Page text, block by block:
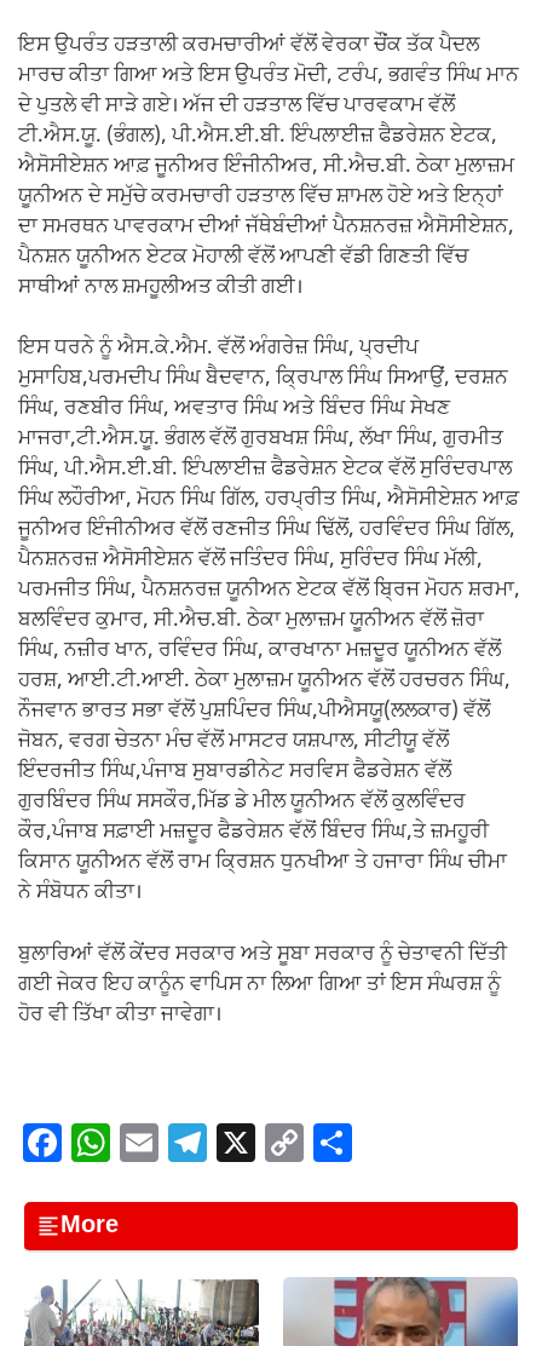
ਇਸ ਉਪਰੰਤ ਹੜਤਾਲੀ ਕਰਮਚਾਰੀਆਂ ਵੱਲੋਂ ਵੇਰਕਾ ਚੌਂਕ ਤੱਕ ਪੈਦਲ
ਮਾਰਚ ਕੀਤਾ ਗਿਆ ਅਤੇ ਇਸ ਉਪਰੰਤ ਮੋਦੀ, ਟਰੰਪ, ਭਗਵੰਤ ਸਿੰਘ ਮਾਨ
ਦੇ ਪੁਤਲੇ ਵੀ ਸਾੜੇ ਗਏ। ਅੱਜ ਦੀ ਹੜਤਾਲ ਵਿੱਚ ਪਾਰਵਕਾਮ ਵੱਲੋਂ
ਟੀ.ਐਸ.ਯੂ. (ਭੰਗਲ), ਪੀ.ਐਸ.ਈ.ਬੀ. ਇੰਪਲਾਈਜ਼ ਫੈਡਰੇਸ਼ਨ ਏਟਕ,
ਐਸੋਸੀਏਸ਼ਨ ਆਫ਼ ਜੂਨੀਅਰ ਇੰਜੀਨੀਅਰ, ਸੀ.ਐਚ.ਬੀ. ਠੇਕਾ ਮੁਲਾਜ਼ਮ
ਯੂਨੀਅਨ ਦੇ ਸਮੁੱਚੇ ਕਰਮਚਾਰੀ ਹੜਤਾਲ ਵਿੱਚ ਸ਼ਾਮਲ ਹੋਏ ਅਤੇ ਇਨ੍ਹਾਂ
ਦਾ ਸਮਰਥਨ ਪਾਵਰਕਾਮ ਦੀਆਂ ਜੱਥੇਬੰਦੀਆਂ ਪੈਨਸ਼ਨਰਜ਼ ਐਸੋਸੀਏਸ਼ਨ,
ਪੈਨਸ਼ਨ ਯੂਨੀਅਨ ਏਟਕ ਮੋਹਾਲੀ ਵੱਲੋਂ ਆਪਣੀ ਵੱਡੀ ਗਿਣਤੀ ਵਿੱਚ
ਸਾਥੀਆਂ ਨਾਲ ਸ਼ਮਹੂਲੀਅਤ ਕੀਤੀ ਗਈ।
ਇਸ ਧਰਨੇ ਨੂੰ ਐਸ.ਕੇ.ਐਮ. ਵੱਲੋਂ ਅੰਗਰੇਜ਼ ਸਿੰਘ, ਪ੍ਰਦੀਪ
ਮੁਸਾਹਿਬ,ਪਰਮਦੀਪ ਸਿੰਘ ਬੈਦਵਾਨ, ਕ੍ਰਿਪਾਲ ਸਿੰਘ ਸਿਆਉਂ, ਦਰਸ਼ਨ
ਸਿੰਘ, ਰਣਬੀਰ ਸਿੰਘ, ਅਵਤਾਰ ਸਿੰਘ ਅਤੇ ਬਿੰਦਰ ਸਿੰਘ ਸੇਖਣ
ਮਾਜਰਾ,ਟੀ.ਐਸ.ਯੂ. ਭੰਗਲ ਵੱਲੋਂ ਗੁਰਬਖਸ਼ ਸਿੰਘ, ਲੱਖਾ ਸਿੰਘ, ਗੁਰਮੀਤ
ਸਿੰਘ, ਪੀ.ਐਸ.ਈ.ਬੀ. ਇੰਪਲਾਈਜ਼ ਫੈਡਰੇਸ਼ਨ ਏਟਕ ਵੱਲੋਂ ਸੁਰਿੰਦਰਪਾਲ
ਸਿੰਘ ਲਹੌਰੀਆ, ਮੋਹਨ ਸਿੰਘ ਗਿੱਲ, ਹਰਪ੍ਰੀਤ ਸਿੰਘ, ਐਸੋਸੀਏਸ਼ਨ ਆਫ਼
ਜੂਨੀਅਰ ਇੰਜੀਨੀਅਰ ਵੱਲੋਂ ਰਣਜੀਤ ਸਿੰਘ ਢਿੱਲੋਂ, ਹਰਵਿੰਦਰ ਸਿੰਘ ਗਿੱਲ,
ਪੈਨਸ਼ਨਰਜ਼ ਐਸੋਸੀਏਸ਼ਨ ਵੱਲੋਂ ਜਤਿੰਦਰ ਸਿੰਘ, ਸੁਰਿੰਦਰ ਸਿੰਘ ਮੱਲੀ,
ਪਰਮਜੀਤ ਸਿੰਘ, ਪੈਨਸ਼ਨਰਜ਼ ਯੂਨੀਅਨ ਏਟਕ ਵੱਲੋਂ ਬ੍ਰਿਜ ਮੋਹਨ ਸ਼ਰਮਾ,
ਬਲਵਿੰਦਰ ਕੁਮਾਰ, ਸੀ.ਐਚ.ਬੀ. ਠੇਕਾ ਮੁਲਾਜ਼ਮ ਯੂਨੀਅਨ ਵੱਲੋਂ ਜ਼ੋਰਾ
ਸਿੰਘ, ਨਜ਼ੀਰ ਖਾਨ, ਰਵਿੰਦਰ ਸਿੰਘ, ਕਾਰਖਾਨਾ ਮਜ਼ਦੂਰ ਯੂਨੀਅਨ ਵੱਲੋਂ
ਹਰਸ਼, ਆਈ.ਟੀ.ਆਈ. ਠੇਕਾ ਮੁਲਾਜ਼ਮ ਯੂਨੀਅਨ ਵੱਲੋਂ ਹਰਚਰਨ ਸਿੰਘ,
ਨੌਜਵਾਨ ਭਾਰਤ ਸਭਾ ਵੱਲੋਂ ਪੁਸ਼ਪਿੰਦਰ ਸਿੰਘ,ਪੀਐਸਯੂ(ਲਲਕਾਰ) ਵੱਲੋਂ
ਜੋਬਨ, ਵਰਗ ਚੇਤਨਾ ਮੰਚ ਵੱਲੋਂ ਮਾਸਟਰ ਯਸ਼ਪਾਲ, ਸੀਟੀਯੂ ਵੱਲੋਂ
ਇੰਦਰਜੀਤ ਸਿੰਘ,ਪੰਜਾਬ ਸੁਬਾਰਡੀਨੇਟ ਸਰਵਿਸ ਫੈਡਰੇਸ਼ਨ ਵੱਲੋਂ
ਗੁਰਬਿੰਦਰ ਸਿੰਘ ਸਸਕੌਰ,ਮਿੱਡ ਡੇ ਮੀਲ ਯੂਨੀਅਨ ਵੱਲੋਂ ਕੁਲਵਿੰਦਰ
ਕੌਰ,ਪੰਜਾਬ ਸਫ਼ਾਈ ਮਜ਼ਦੂਰ ਫੈਡਰੇਸ਼ਨ ਵੱਲੋਂ ਬਿੰਦਰ ਸਿੰਘ,ਤੇ ਜ਼ਮਹੂਰੀ
ਕਿਸਾਨ ਯੂਨੀਅਨ ਵੱਲੋਂ ਰਾਮ ਕ੍ਰਿਸ਼ਨ ਧੁਨਖੀਆ ਤੇ ਹਜਾਰਾ ਸਿੰਘ ਚੀਮਾ
ਨੇ ਸੰਬੋਧਨ ਕੀਤਾ।
ਬੁਲਾਰਿਆਂ ਵੱਲੋਂ ਕੇਂਦਰ ਸਰਕਾਰ ਅਤੇ ਸੂਬਾ ਸਰਕਾਰ ਨੂੰ ਚੇਤਾਵਨੀ ਦਿੱਤੀ
ਗਈ ਜੇਕਰ ਇਹ ਕਾਨੂੰਨ ਵਾਪਿਸ ਨਾ ਲਿਆ ਗਿਆ ਤਾਂ ਇਸ ਸੰਘਰਸ਼ ਨੂੰ
ਹੋਰ ਵੀ ਤਿੱਖਾ ਕੀਤਾ ਜਾਵੇਗਾ।
F
c
e
b
W
at
s
A
E T
gr
a
X C
y e
More